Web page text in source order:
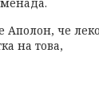
че
на това,